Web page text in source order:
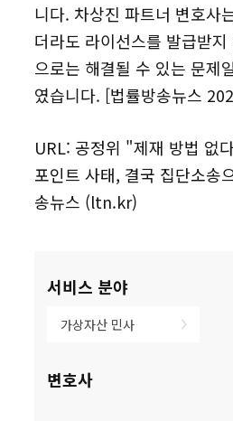
서비스 분야
가상자산 민사
변호사
니다. 차상진 파트너 변호사
더라도 라이선스를 발급받
으로는 해결될 수 있는 문제
였습니다. [법률방송뉴스
URL: 공정위 "제재 방법 없
포인트 사태, 결국 집단소송
송뉴스 (ltn.kr)